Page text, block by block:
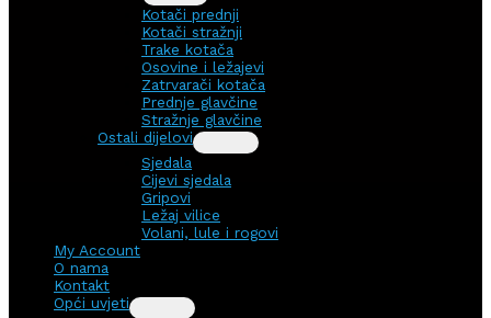
Kotači prednji
Kotači stražnji
Trake kotača
Osovine i ležajevi
Zatrvarači kotača
Prednje glavčine
Stražnje glavčine
Ostali dijelovi
Sjedala
Cijevi sjedala
Gripovi
Ležaj vilice
Volani, lule i rogovi
My Account
O nama
Kontakt
Opći uvjeti